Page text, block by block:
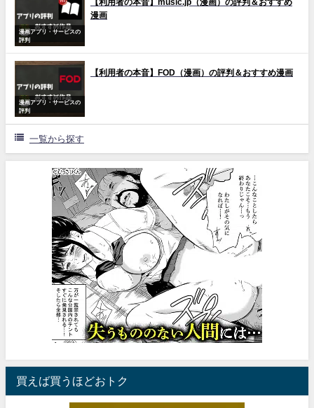
漫画アプリ・サービスの
評判
【利用者の本音】music.jp（漫画）の評判＆おすすめ
漫画
漫画アプリ・サービスの
評判
【利用者の本音】FOD（漫画）の評判＆おすすめ漫画
一覧から探す
買えば買うほどおトク